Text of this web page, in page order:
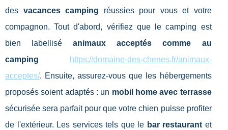
des vacances camping réussies pour vous et votre
compagnon. Tout d'abord, vérifiez que le camping est
bien labelliséanimaux acceptés comme au
camping
https://domaine-des-chenes.fr/animaux-
acceptes/. Ensuite, assurez-vous que les hébergements
proposés soient adaptés : un mobil home avec terrasse
sécurisée sera parfait pour que votre chien puisse profiter
de l'extérieur. Les services tels que le bar restaurantet